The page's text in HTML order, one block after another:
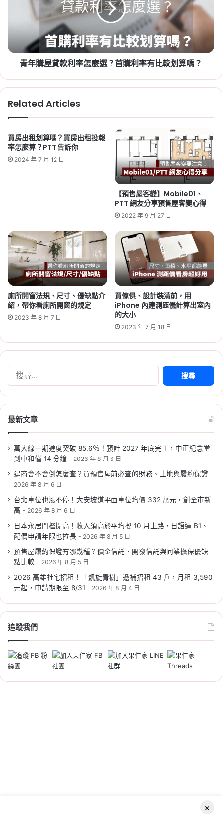
2026-07-20
新竹人注意！竹科旁將新增 838
戶社宅，「金城安居」預計
2029 年完工
2026-06-29
桃園社會住宅續租租金 2026：
蘆竹一號、平鎮一號、八德三號
桃園社宅懶人包 , 桃園
社宅戶數,桃園社會住宅,桃園租屋,社會住宅,社
會住宅申請
2026-06-16
桃園航空城 2 大社會住宅啟
動！橫埔、誠聖近 1800 戶招
Tag:
2026 新北社宅：新莊、新店、
三峽 6/10 起遞補招租，申請時
間、資格、房型租金一次看
Tag:新北,新北市 ,新北市建案,新北市社會住宅,
社宅,社會住宅,社會住宅抽籤 ,社會住宅申請
會住宅申請資格
2026-06-05
2026 新北市社會住宅：板橋江
翠 2 號招租 130 戶，申請時間/
資格/文件/租金/房型一次看
Tag:新北,新北市,新北市建案,新北市社會住宅,
稅
怎
利
比
較
划
青年購屋貸款利率怎麼選？首購利率有比較划算嗎？
Related Articles
買房出租划算嗎？買房出租投報
率怎麼算？PTT 告訴你
2024 年 7 月 12 日
【預售屋客變】Mobile01、
PTT 網友分享預售屋客變心得
2022 年 9 月 27 日
廁所開窗法規、尺寸、優缺點介
紹，帶你看廁所開窗的規定
2023 年 8 月 7 日
買傢俱、設計裝潢前，用
iPhone 內建測距儀計算出室內
的大小
2023 年 7 月 18 日
搜
尋
最新文章
萬大線一期進度突破 85.6％！預計 2027 年底完工，中正紀念堂
到中和僅 14 分鐘
2026 年 8 月 6 日
建商會不會倒怎麼查？買預售屋前必查的財務、土地與履約保證
2026 年 8 月 6 日
台北車位也漲不停！大安坡道平面車位均價 332 萬元，創全市新
高
2026 年 8 月 6 日
日本永居門檻提高！收入須高於平均擬 10 月上路，日語達 B1、
配偶申請年限也拉長
2026 年 8 月 5 日
預售屋履約保證有哪幾種？價金信託、開發信託與同業擔保優缺
點比較
2026 年 8 月 5 日
2026 高雄社宅招租！「凱旋青樹」遞補招租 43 戶，月租 3,590
元起，申請期限至 8/31
2026 年 8 月 4 日
追蹤我們
×